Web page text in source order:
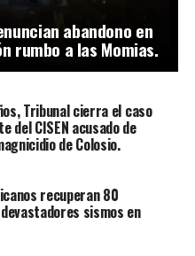
abandono en
rumbo a las Momias.
Tribunal cierra el caso
del CISEN acusado de
de Colosio.
recuperan 80
sismos en